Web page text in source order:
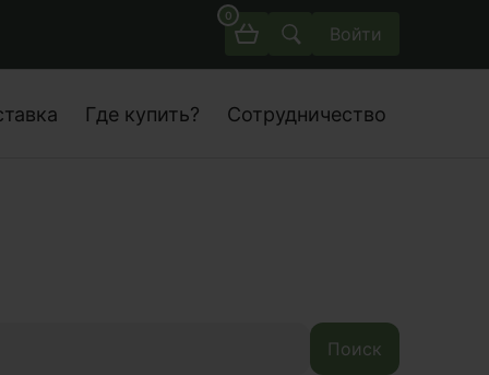
0
Войти
Где купить? Сотрудничество
Поиск